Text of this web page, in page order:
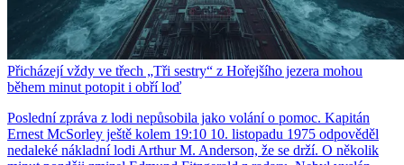
Přicházejí vždy ve třech „Tři sestry“ z Hořejšího jezera mohou
během minut potopit i obří loď
Poslední zpráva z lodi nepůsobila jako volání o pomoc. Kapitán
Ernest McSorley ještě kolem 19:10 10. listopadu 1975 odpověděl
nedaleké nákladní lodi Arthur M. Anderson, že se drží. O několik